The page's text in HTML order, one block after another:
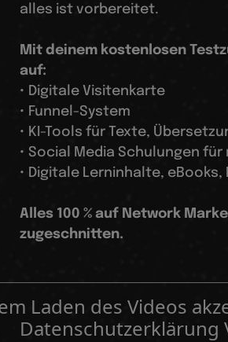
alles ist vorbereitet.
Mit deinem kostenlosen
auf:
• Digitale Visitenkarte
• Funnel-System
• KI-Tools für Texte,
• Social Media Schulungen
• Digitale Lerninhalte, eBooks,
Alles 100 % auf Network
zugeschnitten.
Laden des Videos
Datenschutzerklärung